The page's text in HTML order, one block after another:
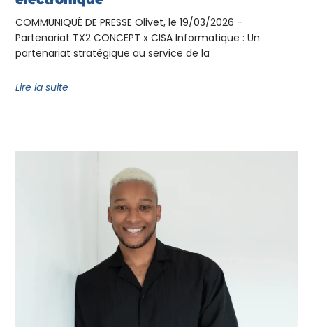
COMMUNIQUÉ DE PRESSE Olivet, le 19/03/2026 –
Partenariat TX2 CONCEPT x CISA Informatique : Un
partenariat stratégique au service de la
Lire la suite